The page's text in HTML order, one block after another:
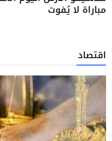
مباراة لا يُفوت
اقتصاد